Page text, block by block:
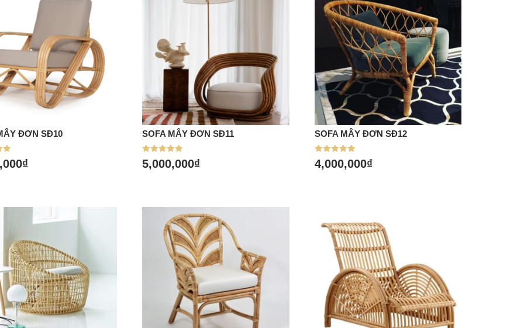
hàng
ĐƠN SĐ10
₫
Mua hàng
SOFA MÂY ĐƠN SĐ11
Được xếp
hạng
5,000,000₫
Mua hàng
SOFA MÂY ĐƠN SĐ12
Được xếp
hạng
4,000,000₫